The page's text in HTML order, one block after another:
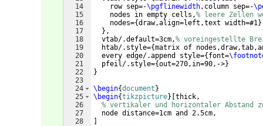
14
15
16
17
18
19
20
21
22
23
24
25
26
27
28
    row sep=-
\pgflinewidth,column sep=-
    nodes in empty cells,
% leere Zellen
    nodes=
{draw,align=left,text width=#1}
} ,
  vtab/.default=3cm,
% voreingestellte
  htab/.style=
{matrix of
  every edge/.append style=
{ font=
  pfeil/.style=
{out=270,in=90,->}
}
\begin{document }
\begin{tikzpicture} thick,
% vertikaler und horizontaler Abstand
  node distance=1cm and 2.5cm,